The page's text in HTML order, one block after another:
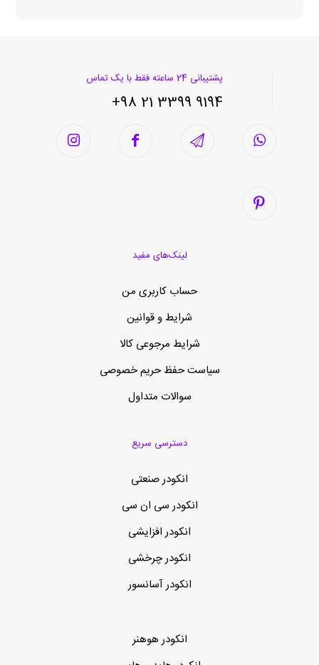
پشتیبانی 24 ساعته فقط با یک تماس
9194 3399 21 98+
لینک‌های مفید
حساب کاربری من
شرایط و قوانین
شرایط مرجوعی کالا
سیاست حفظ حریم خصوصی
سوالات متداول
دسترسی سریع
انکودر صنعتی
انکودر سی ان سی
انکودر افزایشی
انکودر چرخشی
انکودر آسانسور
انکودر هوهنر